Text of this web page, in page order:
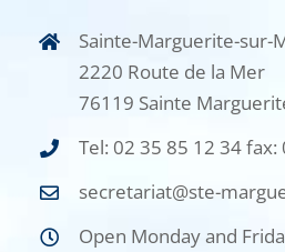
Sainte-Marguerite-sur-
2220 Route de la Mer
76119 Sainte
Tel: 02 35 85 12 34 fax:
secretariat@ste-
Open Monday and